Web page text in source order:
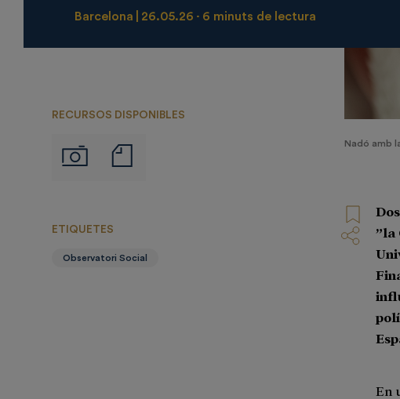
Nadó amb
Barcelona 26.05.26 6 minuts de lectura
RECURSOS DISPONIBLES
Imágenes
de
”la
En
ETIQUETES
Observatori Social